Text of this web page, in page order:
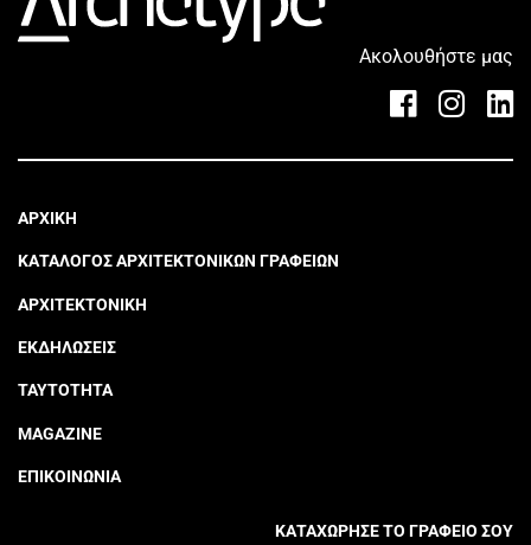
Ακολουθήστε μας
ΑΡΧΙΚΗ
ΚΑΤΑΛΟΓΟΣ ΑΡΧΙΤΕΚΤΟΝΙΚΩΝ ΓΡΑΦΕΙΩΝ
ΑΡΧΙΤΕΚΤΟΝΙΚΗ
ΕΚΔΗΛΩΣΕΙΣ
ΤΑΥΤΟΤΗΤΑ
MAGAZINE
ΕΠΙΚΟΙΝΩΝΙΑ
ΚΑΤΑΧΩΡΗΣΕ ΤΟ ΓΡΑΦΕΙΟ ΣΟΥ